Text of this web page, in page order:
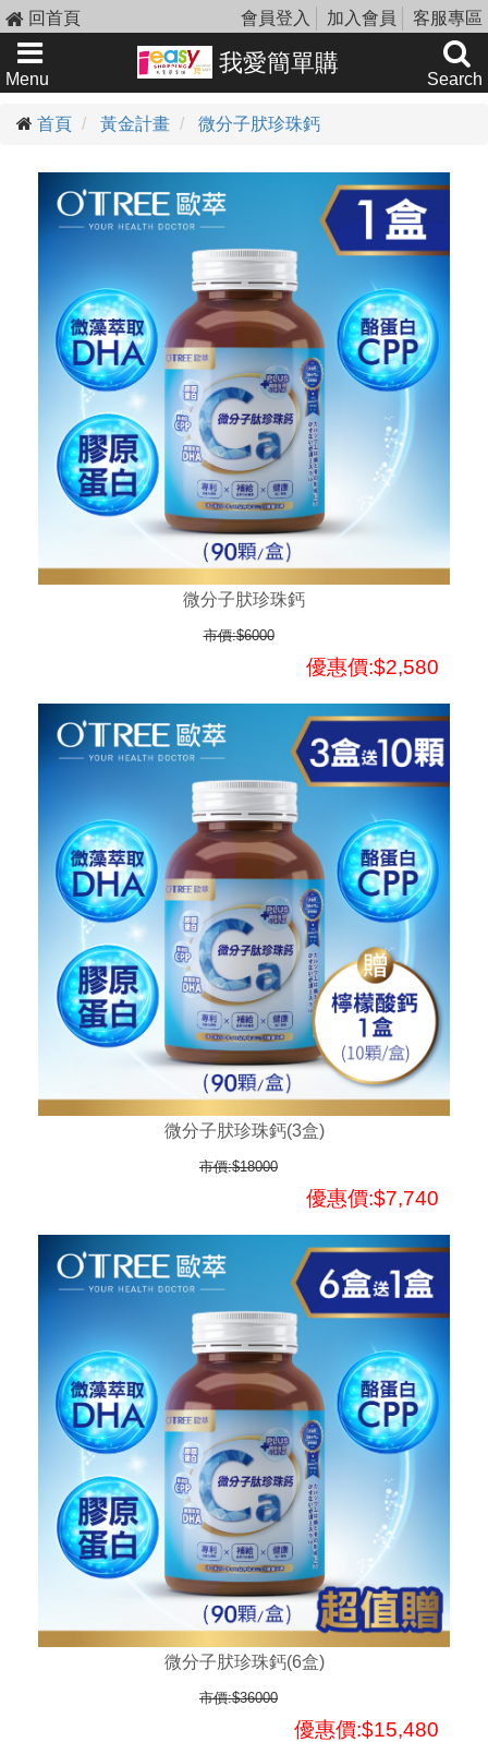
回首頁 會員登入 加入會員 客服專區
Menu
我愛簡單購
Search
首頁 黃金計畫 微分子肰珍珠鈣
微分子肰珍珠鈣
市價:$6000
優惠價:$2,580
微分子肰珍珠鈣(3盒)
市價:$18000
優惠價:$7,740
微分子肰珍珠鈣(6盒)
市價:$36000
優惠價:$15,480